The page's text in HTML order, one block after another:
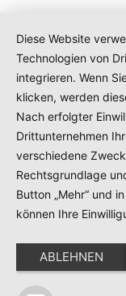
Diese Website
Technologien von
integrieren. Wenn
klicken, werden
Nach erfolgter
Drittunternehmen
verschiedene
Rechtsgrundlage
Button „Mehr“ und
können Ihre
ABLEHNEN